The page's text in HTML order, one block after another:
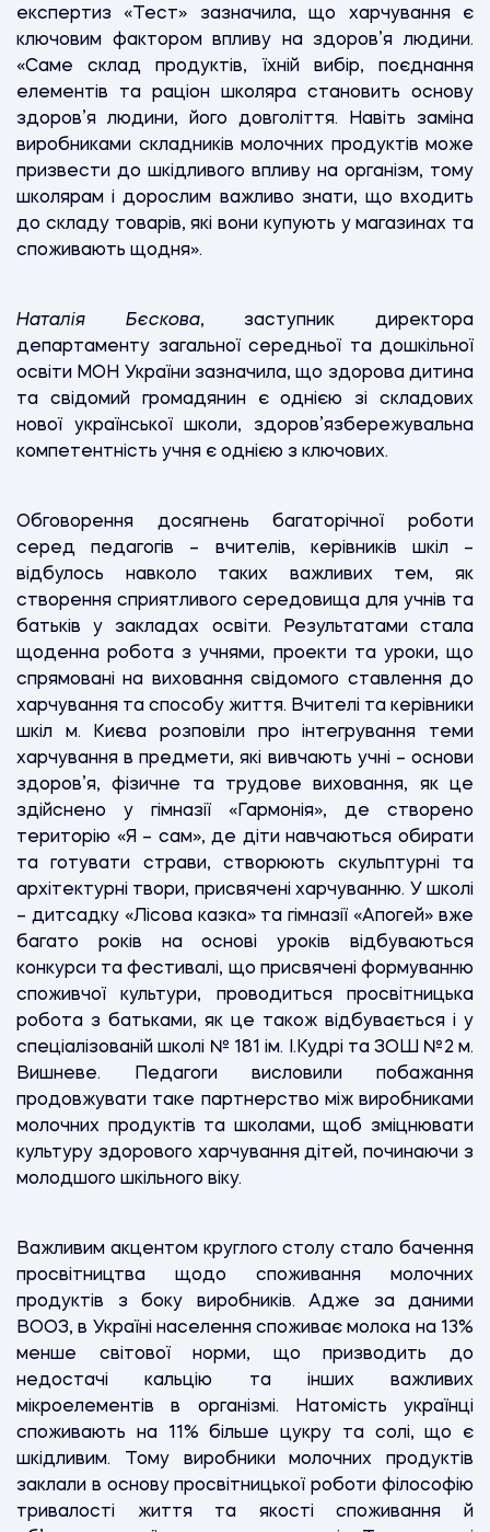
експертиз «Тест» зазначила, що харчування є
ключовим фактором впливу на здоров’я людини.
«Саме склад продуктів, їхній вибір, поєднання
елементів та раціон школяра становить основу
здоров’я людини, його довголіття. Навіть заміна
виробниками складників молочних продуктів може
призвести до шкідливого впливу на організм, тому
школярам і дорослим важливо знати, що входить
до складу товарів, які вони купують у магазинах та
споживають щодня».
Наталія Бєскова, заступник директора
департаменту загальної середньої та дошкільної
освіти МОН України зазначила, що здорова дитина
та свідомий громадянин є однією зі складових
нової української школи, здоров’язбережувальна
компетентність учня є однією з ключових.
Обговорення досягнень багаторічної роботи
серед педагогів – вчителів, керівників шкіл –
відбулось навколо таких важливих тем, як
створення сприятливого середовища для учнів та
батьків у закладах освіти. Результатами стала
щоденна робота з учнями, проекти та уроки, що
спрямовані на виховання свідомого ставлення до
харчування та способу життя. Вчителі та керівники
шкіл м. Києва розповіли про інтегрування теми
харчування в предмети, які вивчають учні – основи
здоров’я, фізичне та трудове виховання, як це
здійснено у гімназії «Гармонія», де створено
територію «Я – сам», де діти навчаються обирати
та готувати страви, створюють скульптурні та
архітектурні твори, присвячені харчуванню. У школі
– дитсадку «Лісова казка» та гімназії «Апогей» вже
багато років на основі уроків відбуваються
конкурси та фестивалі, що присвячені формуванню
споживчої культури, проводиться просвітницька
робота з батьками, як це також відбувається і у
спеціалізованій школі № 181 ім. І.Кудрі та ЗОШ №2 м.
Вишневе. Педагоги висловили побажання
продовжувати таке партнерство між виробниками
молочних продуктів та школами, щоб зміцнювати
культуру здорового харчування дітей, починаючи з
молодшого шкільного віку.
Важливим акцентом круглого столу стало бачення
просвітництва щодо споживання молочних
продуктів з боку виробників. Адже за даними
ВООЗ, в Україні населення споживає молока на 13%
менше світової норми, що призводить до
недостачі кальцію та інших важливих
мікроелементів в організмі. Натомість українці
споживають на 11% більше цукру та солі, що є
шкідливим. Тому виробники молочних продуктів
заклали в основу просвітницької роботи філософію
тривалості життя та якості споживання й